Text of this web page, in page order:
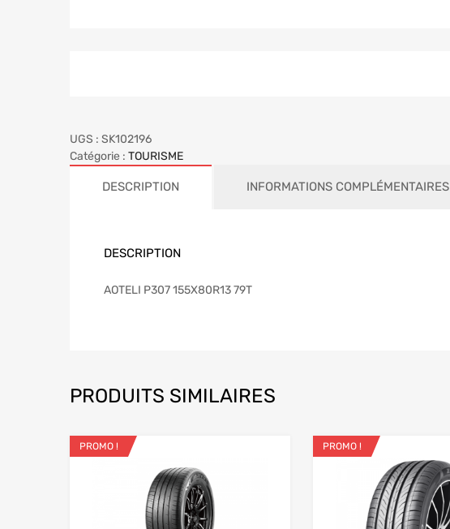
UGS : SK102196
Catégorie : TOURISME
DESCRIPTION INFORMATIONS COMPLÉMENTAIRES
DESCRIPTION
AOTELI P307 155X80R13 79T
PRODUITS SIMILAIRES
PROMO !
Add to Compare
PROMO !